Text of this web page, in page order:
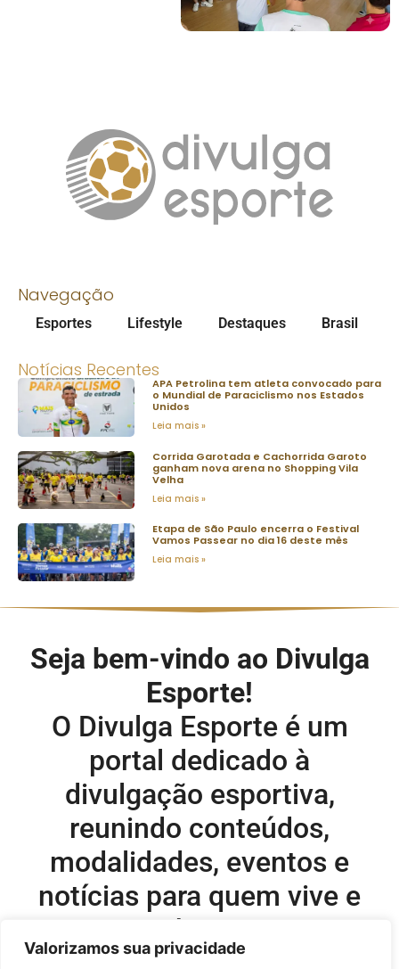
Valorizamos sua privacidade
Navegação
Esportes Lifestyle Destaques Brasil
Notícias Recentes
APA Petrolina tem atleta convocado para
o Mundial de Paraciclismo nos Estados
Unidos
Leia mais »
Corrida Garotada e Cachorrida Garoto
ganham nova arena no Shopping Vila
Velha
Leia mais »
Etapa de São Paulo encerra o Festival
Vamos Passear no dia 16 deste mês
Leia mais »
Seja bem-vindo ao Divulga
Esporte!
O Divulga Esporte é um
portal dedicado à
divulgação esportiva,
reunindo conteúdos,
modalidades, eventos e
notícias para quem vive e
acompanha o esporte.